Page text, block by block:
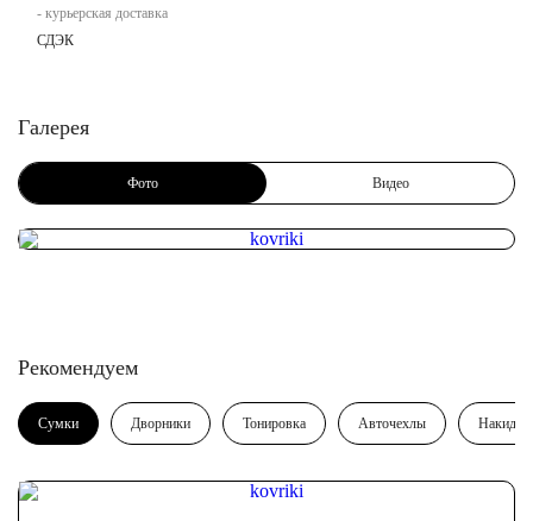
- курьерская доставка
СДЭК
Галерея
Фото Видео
Рекомендуем
Сумки Дворники Тонировка Авточехлы Накидки